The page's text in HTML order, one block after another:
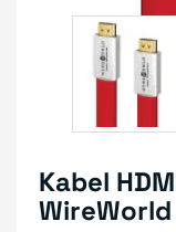
Kabel